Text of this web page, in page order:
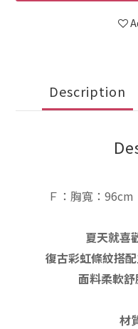
Description
Ｆ：胸寬：96cm
夏天就喜
復古彩虹條紋搭
面料柔軟
材